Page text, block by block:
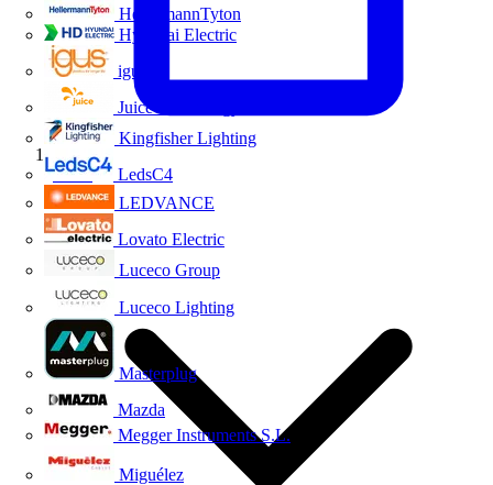
HellermannTyton
Hyundai Electric
igus
Juice Technology
Kingfisher Lighting
LedsC4
LEDVANCE
Lovato Electric
Luceco Group
Luceco Lighting
Masterplug
Mazda
Megger Instruments S.L.
Miguélez
Inicio